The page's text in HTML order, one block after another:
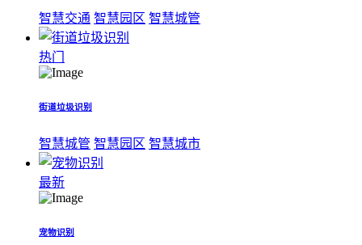
智慧交通 智慧园区 智慧城管
热门
街道垃圾识别
智慧城管 智慧园区 智慧城市
最新
宠物识别